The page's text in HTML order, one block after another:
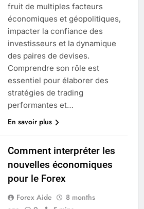
fruit de multiples facteurs
économiques et géopolitiques,
impacter la confiance des
investisseurs et la dynamique
des paires de devises.
Comprendre son rôle est
essentiel pour élaborer des
stratégies de trading
performantes et…
En savoir plus
Comment interpréter les
nouvelles économiques
pour le Forex
Forex Aide
8 months